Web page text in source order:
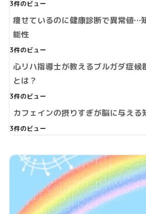
3件のビュー
痩せているのに健康診断で異常値…
能性
3件のビュー
心リハ指導士が教えるブルガダ症候
とは？
3件のビュー
カフェインの摂りすぎが脳に与える
3件のビュー